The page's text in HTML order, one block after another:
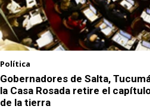
Política
Gobernadores de Salta,
la Casa Rosada retire el
de la tierra